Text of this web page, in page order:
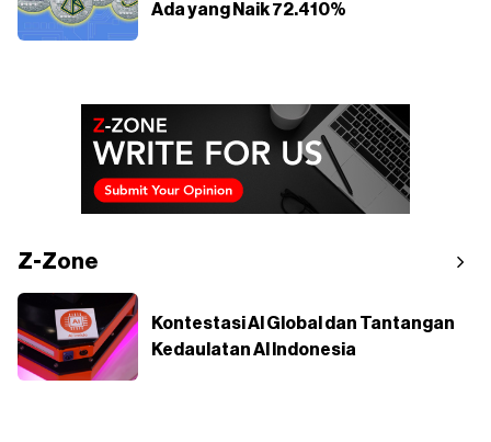
Ada yang Naik 72.410%
Z-Zone
Kontestasi AI Global dan Tantangan
Kedaulatan AI Indonesia